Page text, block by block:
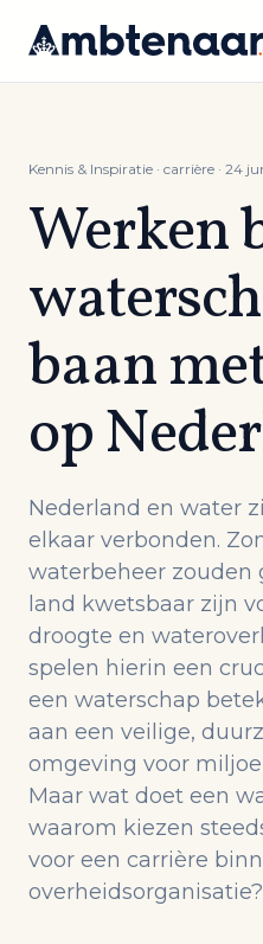
inhoud
Kennis & Inspiratie · carrière · 24
Werken
baan
op
Nederland en water
elkaar verbonden.
waterbeheer zouden
land kwetsbaar zijn
droogte en
spelen hierin een
een waterschap
aan een veilige,
omgeving voor
Maar wat doet een
waarom kiezen
voor een carrière
overheidsorganisatie?